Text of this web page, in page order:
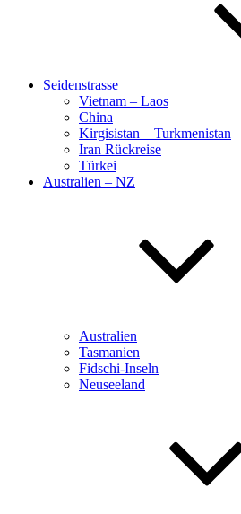
Seidenstrasse
Vietnam – Laos
China
Kirgisistan – Turkmenistan
Iran Rückreise
Türkei
Australien – NZ
Australien
Tasmanien
Fidschi-Inseln
Neuseeland